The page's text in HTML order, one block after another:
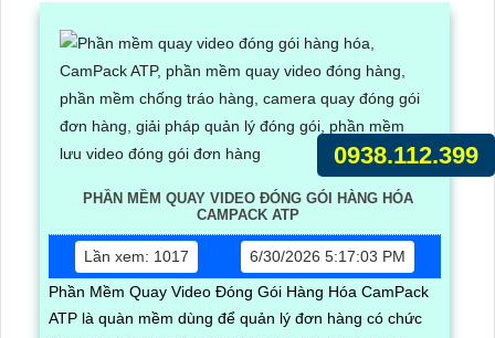
PHẦN MỀM QUAY VIDEO ĐÓNG GÓI HÀNG HÓA
CAMPACK ATP
Lần xem: 1017
6/30/2026 5:17:03 PM
Phần Mềm Quay Video Đóng Gói Hàng Hóa CamPack
ATP là quàn mềm dùng để quản lý đơn hàng có chức
0938.112.399